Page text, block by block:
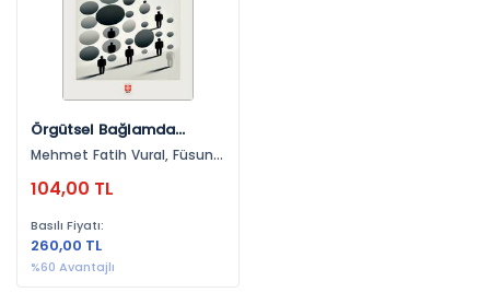
Yıllara Göre
Örgütsel Bağlamda
Seyirci Kalma Etkisi
Mehmet Fatih Vural, Füsun
104,00 TL
Basılı Fiyatı:
260,00 TL
%60 Avantajlı